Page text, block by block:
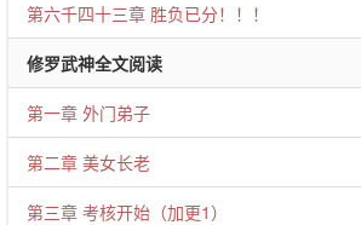
第六千四十三章 胜负已分！！！
修罗武神全文阅读
第一章 外门弟子
第二章 美女长老
第三章 考核开始（加更1）